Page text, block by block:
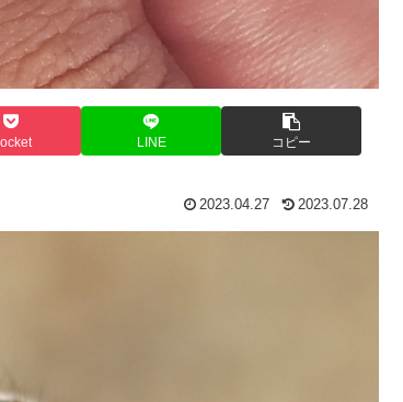
LINE コピー
2023.04.27 2023.07.28